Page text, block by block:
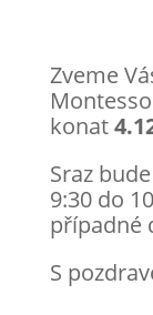
Zveme
konat
Sraz
9:30 do
případné
S